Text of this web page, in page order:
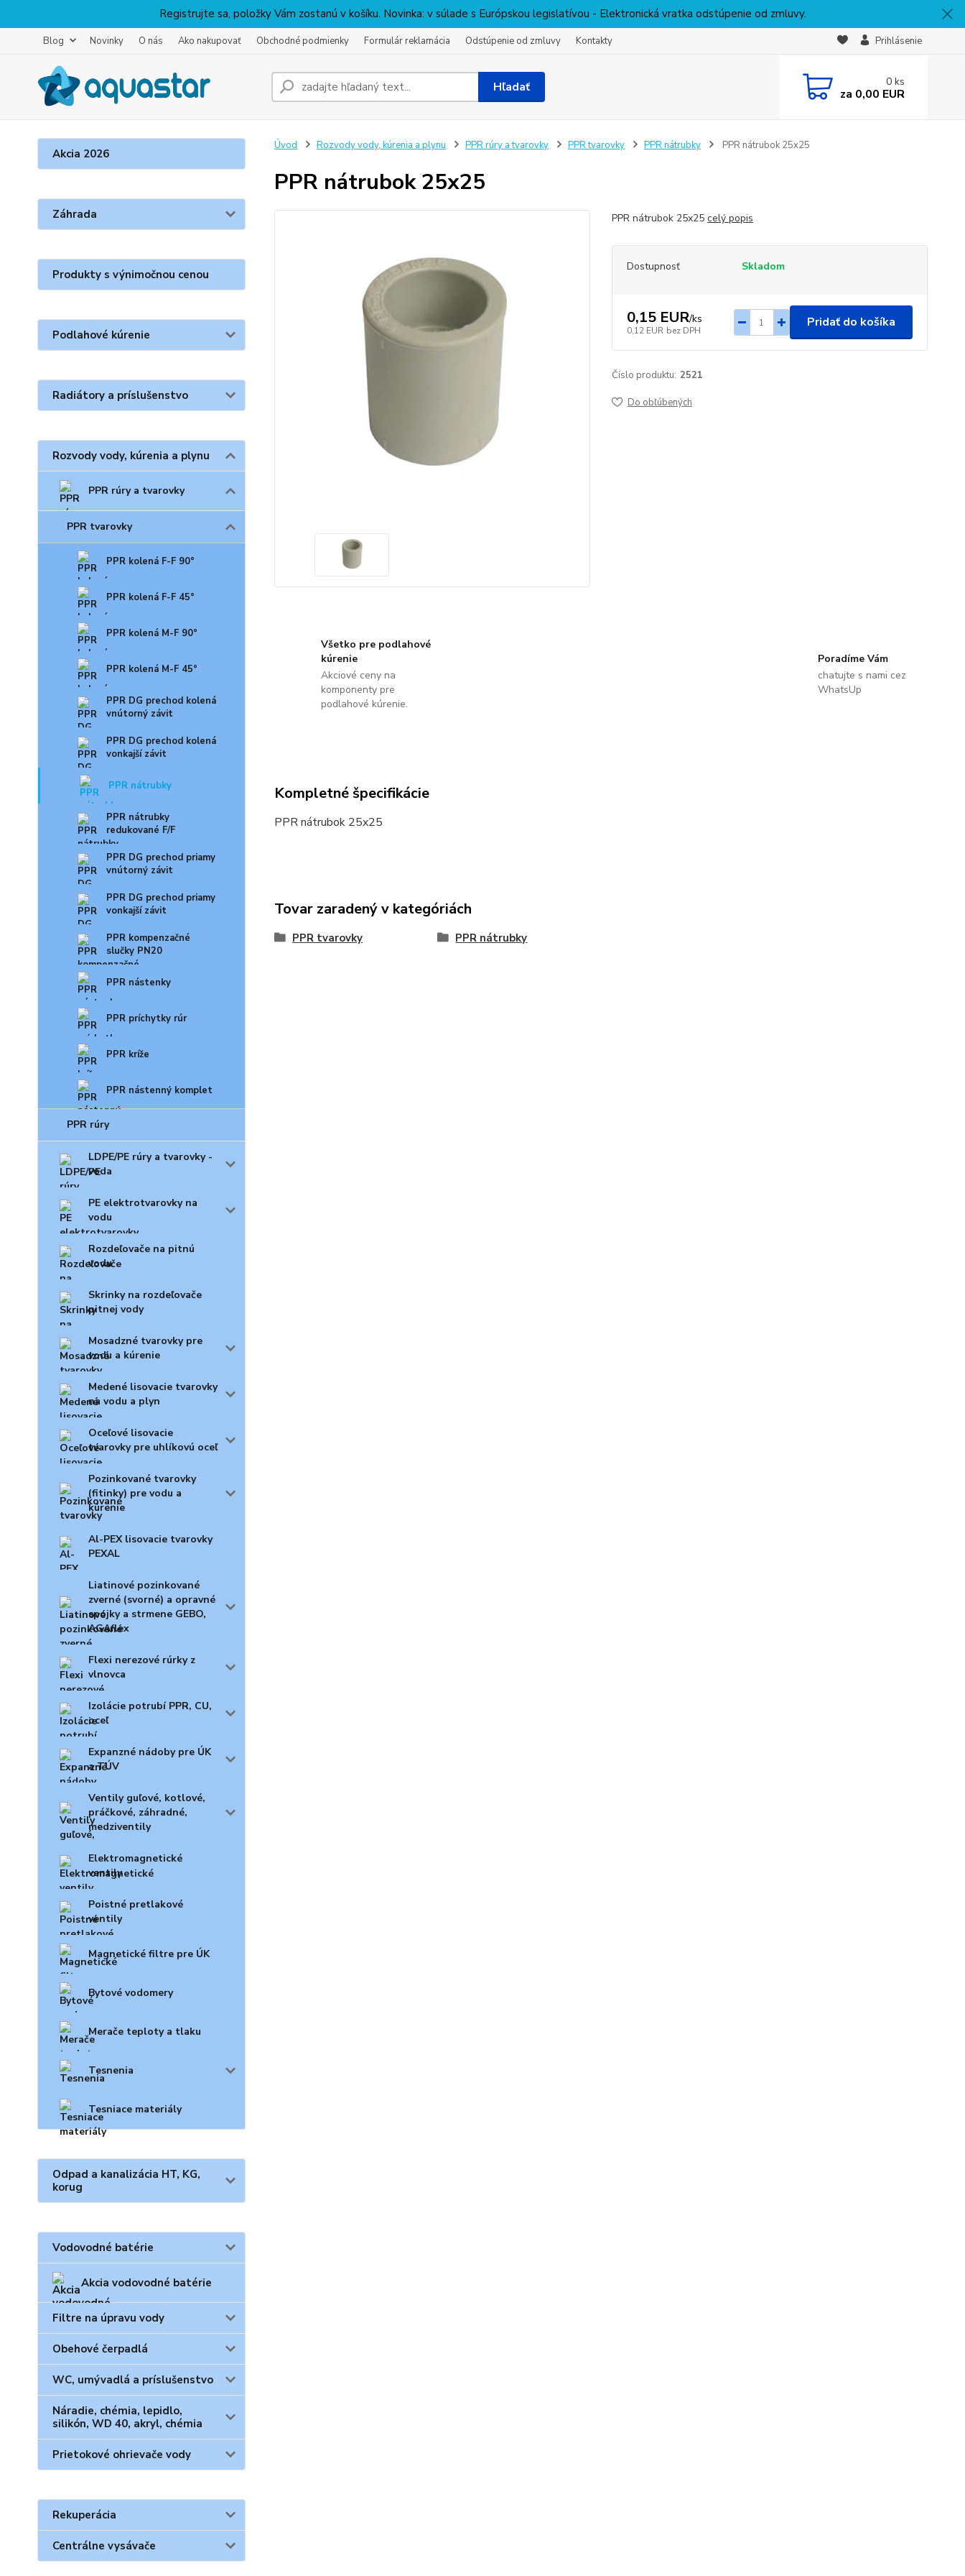
Registrujte sa, položky Vám zostanú v košíku. Novinka: v súlade s Európskou legislatívou - Elektronická vratka odstúpenie od zmluvy.
Blog Novinky O nás Ako nakupovať Obchodné podmienky Formulár reklamácia Odstúpenie od zmluvy Kontakty Prihlásenie
Hľadať 0 ks
za 0,00 EUR
Akcia 2026
Záhrada
Produkty s výnimočnou cenou
Podlahové kúrenie
Radiátory a príslušenstvo
Rozvody vody, kúrenia a plynu
PPR rúry a tvarovky
PPR tvarovky
PPR kolená F-F 90°
PPR kolená F-F 45°
PPR kolená M-F 90°
PPR kolená M-F 45°
PPR DG prechod kolená
vnútorný závit
PPR DG prechod kolená
vonkajší závit
PPR nátrubky
PPR nátrubky
redukované F/F
PPR DG prechod priamy
vnútorný závit
PPR DG prechod priamy
vonkajší závit
PPR kompenzačné
slučky PN20
PPR nástenky
PPR príchytky rúr
PPR kríže
PPR nástenný komplet
PPR rúry
LDPE/PE rúry a tvarovky -
voda
PE elektrotvarovky na
vodu
Rozdeľovače na pitnú
vodu
Skrinky na rozdeľovače
pitnej vody
Mosadzné tvarovky pre
vodu a kúrenie
Medené lisovacie tvarovky
na vodu a plyn
Oceľové lisovacie
tvarovky pre uhlíkovú oceľ
Pozinkované tvarovky
(fitinky) pre vodu a
kúrenie
Al-PEX lisovacie tvarovky
PEXAL
Liatinové pozinkované
zverné (svorné) a opravné
spojky a strmene GEBO,
AGAflex
Flexi nerezové rúrky z
vlnovca
Izolácie potrubí PPR, CU,
oceľ
Expanzné nádoby pre ÚK
a TÚV
Ventily guľové, kotlové,
práčkové, záhradné,
medziventily
Elektromagnetické
ventily
Poistné pretlakové
ventily
Magnetické filtre pre ÚK
Bytové vodomery
Merače teploty a tlaku
Tesnenia
Tesniace materiály
Odpad a kanalizácia HT, KG,
korug
Vodovodné batérie
Akcia vodovodné batérie
Filtre na úpravu vody
Obehové čerpadlá
WC, umývadlá a príslušenstvo
Náradie, chémia, lepidlo,
silikón, WD 40, akryl, chémia
Prietokové ohrievače vody
Rekuperácia
Centrálne vysávače
Úvod Rozvody vody, kúrenia a plynu PPR rúry a tvarovky PPR tvarovky PPR nátrubky PPR nátrubok 25x25
PPR nátrubok 25x25
PPR nátrubok 25x25 celý popis
Dostupnosť Skladom
0,15 EUR/ks
0,12 EUR bez DPH
Pridať do košíka
Číslo produktu: 2521
Do obľúbených
Všetko pre podlahové
kúrenie
Akciové ceny na
komponenty pre
podlahové kúrenie.
Poradíme Vám
chatujte s nami cez
WhatsUp
Kompletné špecifikácie
PPR nátrubok 25x25
Tovar zaradený v kategóriách
PPR tvarovky PPR nátrubky